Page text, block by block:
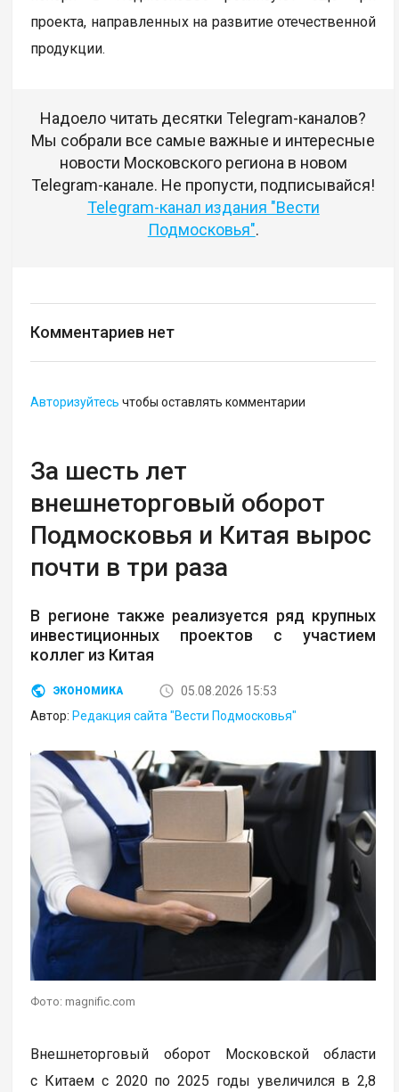
проекта, направленных на развитие отечественной
продукции.
Надоело читать десятки Telegram-каналов?
Мы собрали все самые важные и интересные
новости Московского региона в новом
Telegram-канале. Не пропусти, подписывайся!
Telegram-канал издания "Вести
Подмосковья".
Комментариев нет
Авторизуйтесь чтобы оставлять комментарии
За шесть лет
внешнеторговый оборот
Подмосковья и Китая вырос
почти в три раза
В регионе также реализуется ряд крупных
инвестиционных проектов с участием
коллег из Китая
ЭКОНОМИКА
05.08.2026 15:53
Автор: Редакция сайта "Вести Подмосковья"
Фото: magnific.com
Внешнеторговый оборот Московской области
с Китаем с 2020 по 2025 годы увеличился в 2,8